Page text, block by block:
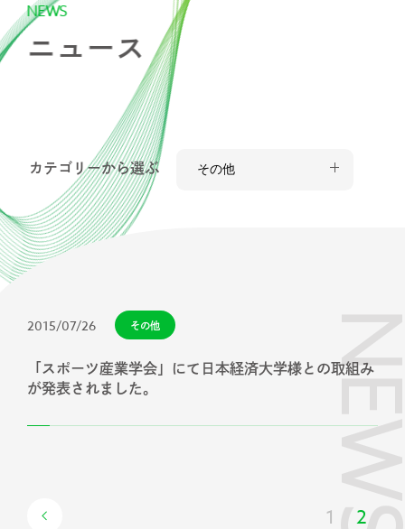
社会・CSR
NEWS
ニ ュ ース
カテゴリーから選ぶ
2015/07/26 その他
「スポーツ産業学会」にて日本経済大学様との取組み
が発表されました。
1 2